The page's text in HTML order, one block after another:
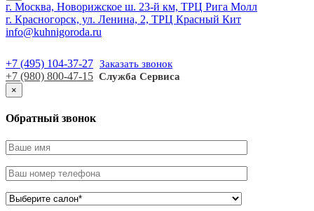
г. Москва, Новорижское ш. 23-й км, ТРЦ Рига Молл
г. Красногорск, ул. Ленина, 2, ТРЦ Красный Кит
info@kuhnigoroda.ru
+7 (495) 104-37-27 Заказать звонок
+7 (980) 800-47-15 Служба Сервиса
×
Обратный звонок